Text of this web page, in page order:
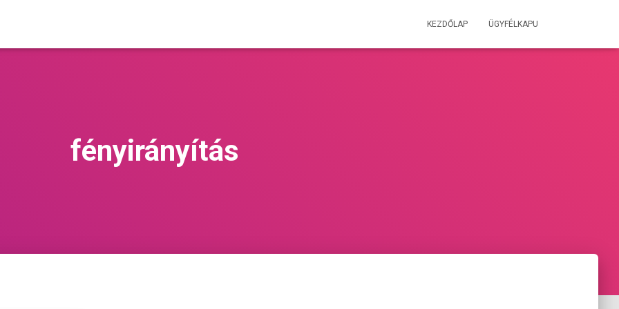
KEZDŐLAP ÜGYFÉLKAPU
fényirányítás